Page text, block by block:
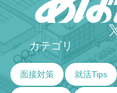
✅ カテゴリ
面接対策 就活Tips